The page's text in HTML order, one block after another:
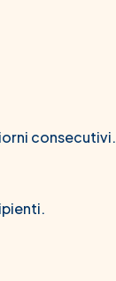
consecutivi.